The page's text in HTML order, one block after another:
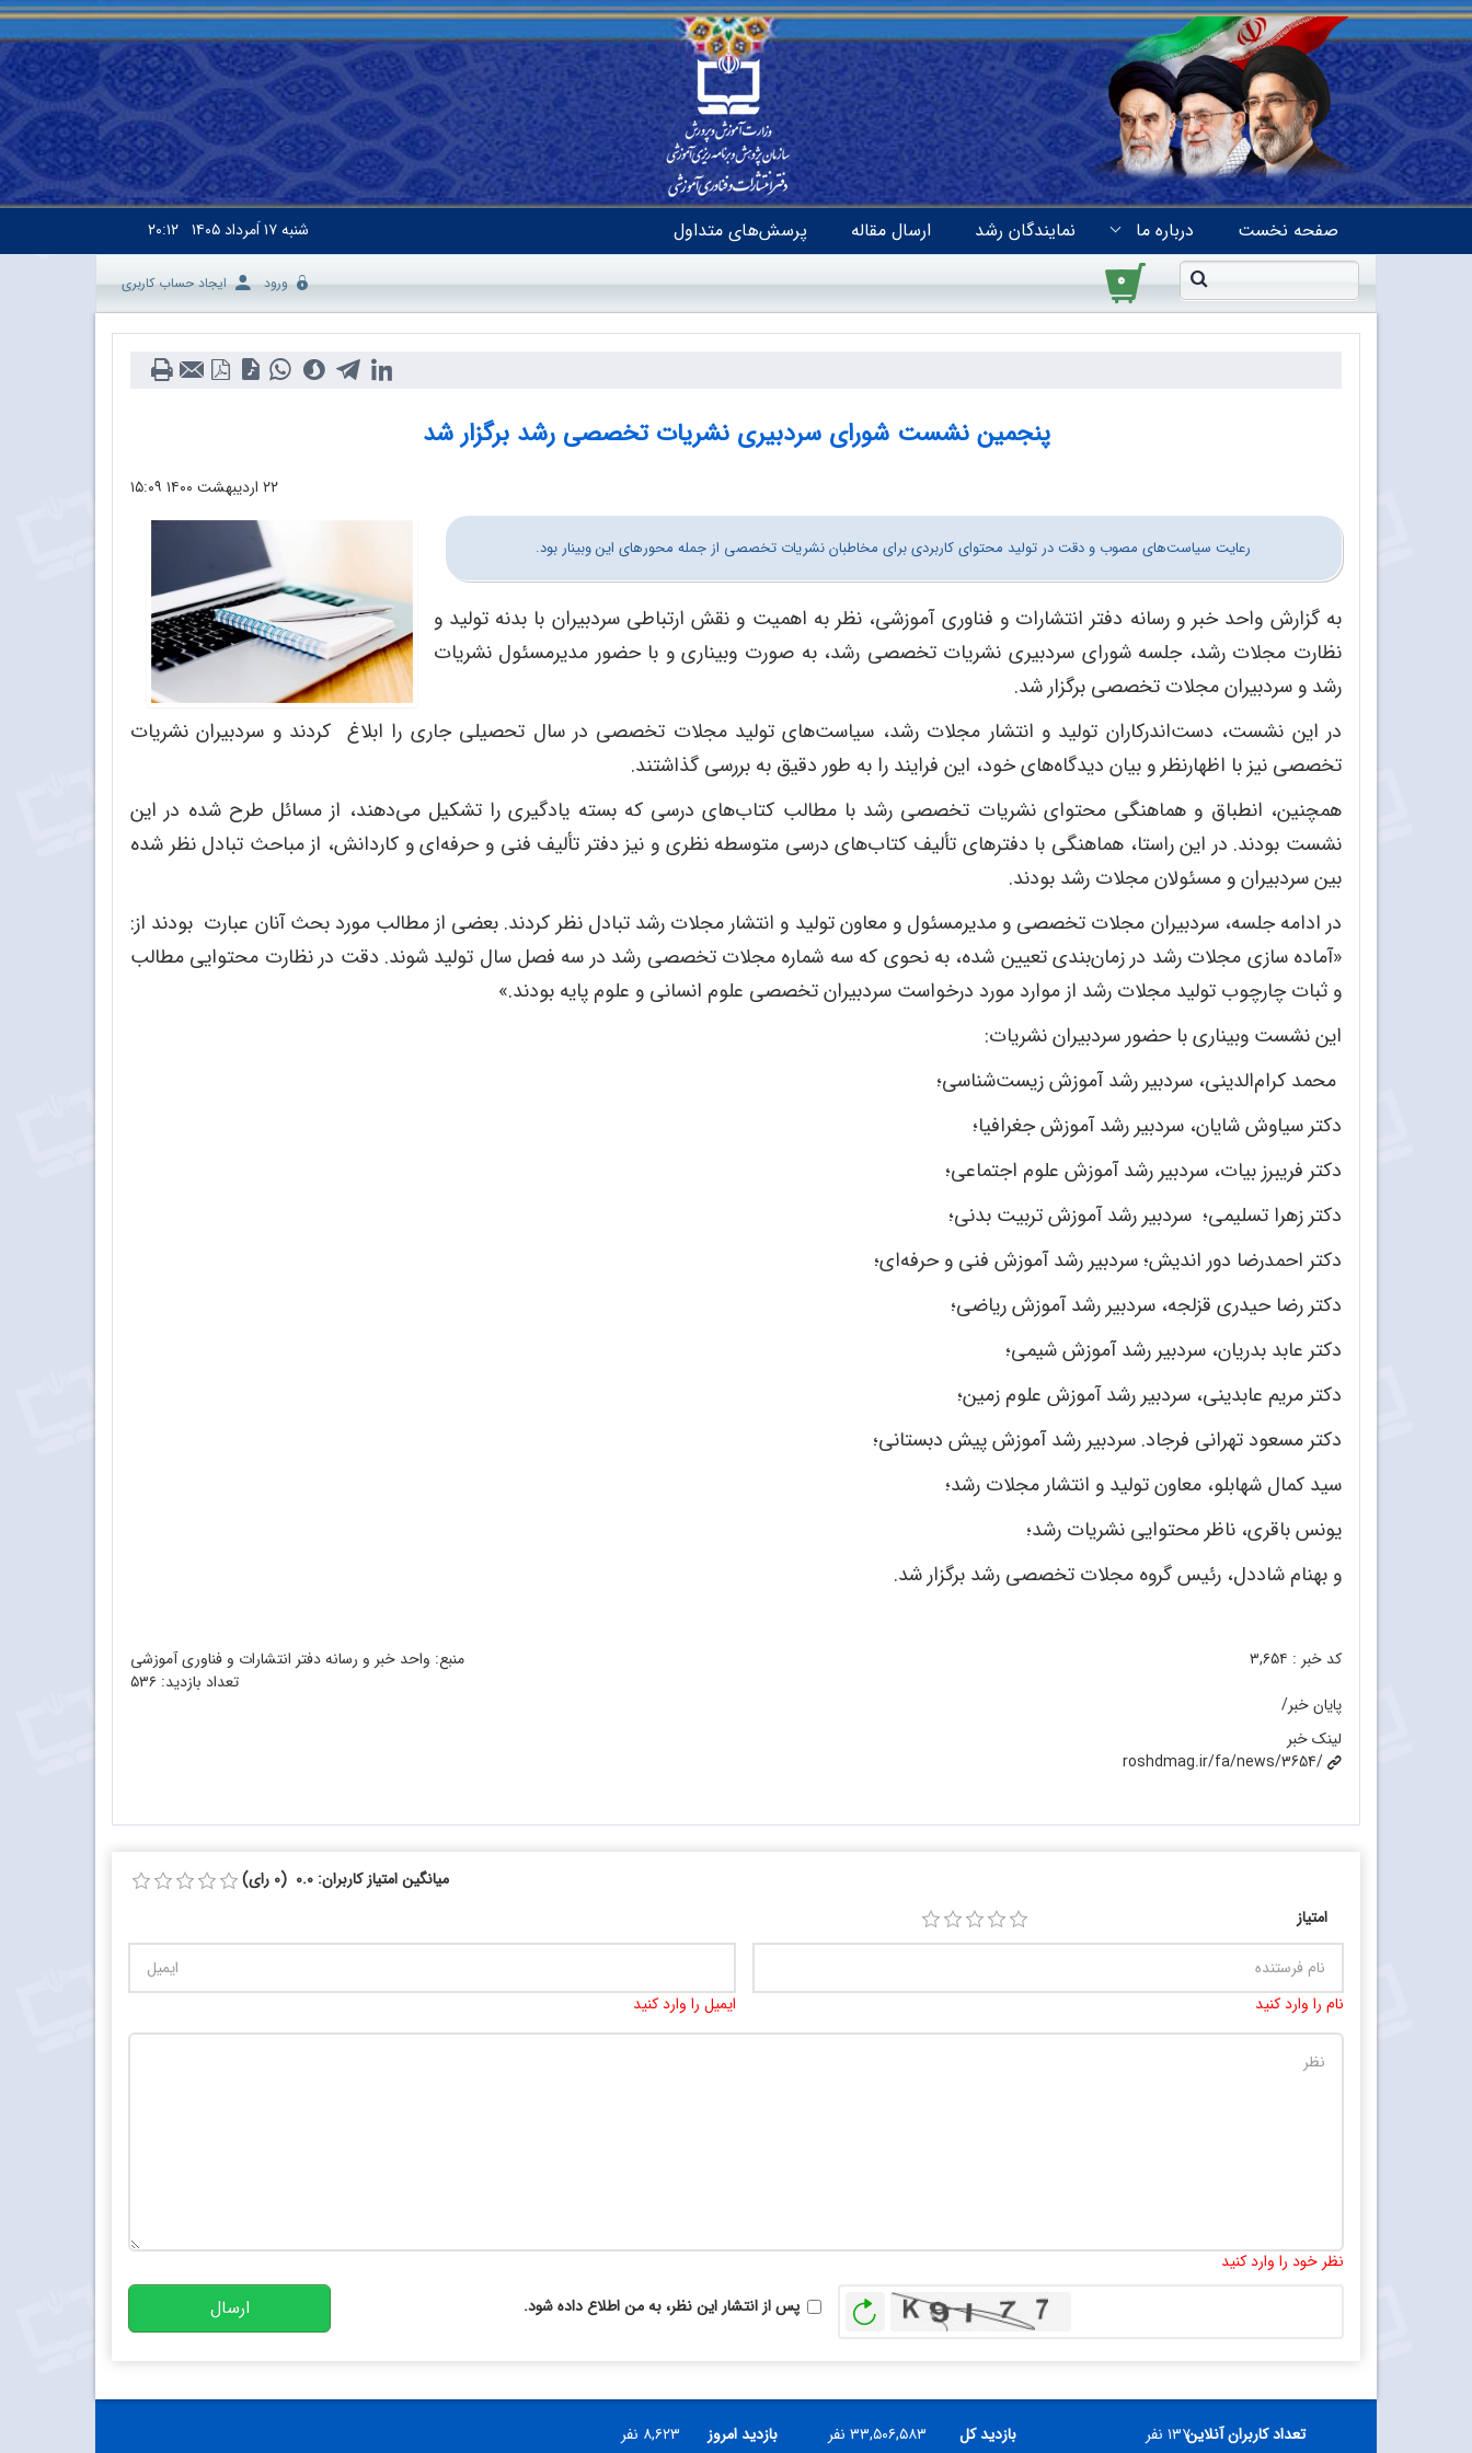
صفحه نخست درباره ما نمایندگان رشد ارسال مقاله پرسش‌های متداول شنبه۱۷ اَمرداد ۱۴۰۵ ۲۰:۱۲
۰ ورود ایجاد حساب کاربری
پنجمین نشست شورای سردبیری نشریات تخصصی رشد برگزار شد
۲۲ اردیبهشت ۱۴۰۰ ۱۵:۰۹
رعایت سیاست‌های مصوب و دقت در تولید محتوای کاربردی برای مخاطبان نشریات تخصصی از جمله محورهای این وبینار بود.
به گزارش واحد خبر و رسانه دفتر انتشارات و فناوری آموزشی، نظر به اهمیت و نقش ارتباطی سردبیران با بدنه تولید و
نظارت مجلات رشد، جلسه شورای سردبیری نشریات تخصصی رشد، به صورت وبیناری و با حضور مدیرمسئول نشریات
رشد و سردبیران مجلات تخصصی برگزار شد.
در این نشست، دست‌اندرکاران تولید و انتشار مجلات رشد، سیاست‌های تولید مجلات تخصصی در سال تحصیلی جاری را ابلاغ کردند و سردبیران نشریات
تخصصی نیز با اظهارنظر و بیان دیدگاه‌های خود، این فرایند را به طور دقیق به بررسی گذاشتند.
همچنین، انطباق و هماهنگی محتوای نشریات تخصصی رشد با مطالب کتاب‌های درسی که بسته یادگیری را تشکیل می‌دهند، از مسائل طرح شده در این
نشست بودند. در این راستا، هماهنگی با دفترهای تألیف کتاب‌های درسی متوسطه نظری و نیز دفتر تألیف فنی ‌و حرفه‌ای و کاردانش، از مباحث تبادل نظر شده
بین سردبیران و مسئولان مجلات رشد بودند.
در ادامه جلسه، سردبیران مجلات تخصصی و مدیرمسئول و معاون تولید و انتشار مجلات رشد تبادل نظر کردند. بعضی از مطالب مورد بحث آنان عبارت بودند از:
«آماده سازی مجلات رشد در زمان‌بندی تعیین شده، به نحوی که سه شماره مجلات تخصصی رشد در سه فصل سال تولید ‌شوند. دقت در نظارت محتوایی مطالب
و ثبات چارچوب تولید مجلات رشد از موارد مورد درخواست سردبیران تخصصی علوم انسانی و علوم پایه بودند.»
این نشست وبیناری با حضور سردبیران نشریات:
محمد کرام‌الدینی، سردبیر رشد آموزش زیست‌شناسی؛
دکتر سیاوش شایان، سردبیر رشد آموزش جغرافیا؛
دکتر فریبرز بیات، سردبیر رشد آموزش علوم اجتماعی؛
دکتر زهرا تسلیمی؛ سردبیر رشد آموزش تربیت بدنی؛
دکتر احمدرضا دور اندیش؛ سردبیر رشد آموزش فنی و حرفه‌ای؛
دکتر رضا حیدری قزلجه، سردبیر رشد آموزش ریاضی؛
دکتر عابد بدریان، سردبیر رشد آموزش شیمی؛
دکتر مریم عابدینی، سردبیر رشد آموزش علوم زمین؛
دکتر مسعود تهرانی فرجاد. سردبیر رشد آموزش پیش دبستانی؛
سید کمال شهابلو، معاون تولید و انتشار مجلات رشد؛
یونس باقری، ناظر محتوایی نشریات رشد؛
و بهنام شاددل، رئیس گروه مجلات تخصصی رشد برگزار شد.
منبع: واحد خبر و رسانه دفتر انتشارات و فناوری آموزشی
تعداد بازدید: ۵۳۶
کد خبر : ۳,۶۵۴
پایان خبر/
لینک خبر
roshdmag.ir/fa/news/3654/
میانگین امتیاز کاربران: 0.0 (0 رای)
امتیاز
نام را وارد کنید ایمیل را وارد کنید
نظر خود را وارد کنید
بازخوانیپس از انتشار این نظر، به من اطلاع داده شود. ارسال
تعداد کاربران آنلاین۱۳۷ نفر بازدید کل ۳۳,۵۰۶,۵۸۳ نفر بازدید امروز ۸,۶۲۳ نفر